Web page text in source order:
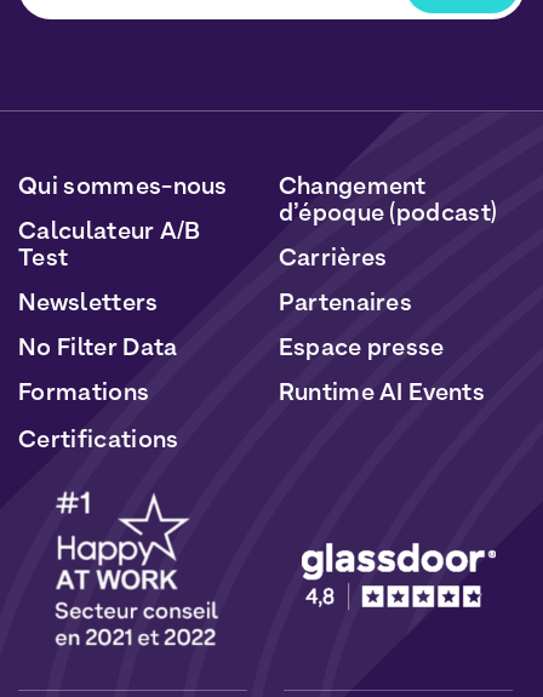
données seront traitées conformément à notre
et deCookies
Qui sommes-nous
Calculateur A/B
Test
Newsletters
No Filter Data
Formations
Changement
d’époque (podcast)
Carrières
Partenaires
Espace presse
Runtime AI Events
Certifications